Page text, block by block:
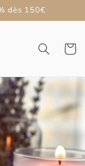
dès 150€
Panier